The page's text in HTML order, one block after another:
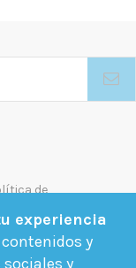
de
experiencia
y
y